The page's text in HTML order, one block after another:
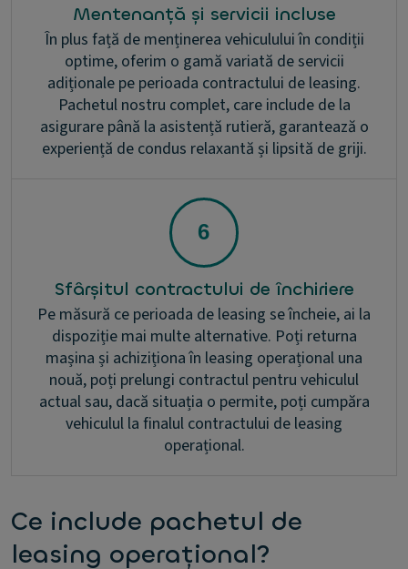
Mentenanță și servicii incluse
În plus față de menținerea vehiculului în condiții
optime, oferim o gamă variată de servicii
adiționale pe perioada contractului de leasing.
Pachetul nostru complet, care include de la
asigurare până la asistență rutieră, garantează o
experiență de condus relaxantă și lipsită de griji.
Sfârșitul contractului de închiriere
Pe măsură ce perioada de leasing se încheie, ai la
dispoziție mai multe alternative. Poți returna
mașina și achiziționa în leasing operațional una
nouă, poți prelungi contractul pentru vehiculul
actual sau, dacă situația o permite, poți cumpăra
vehiculul la finalul contractului de leasing
operațional.
Ce include pachetul de
leasing operațional?